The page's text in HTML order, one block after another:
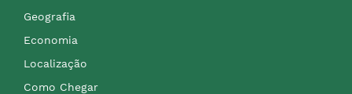
Geografia
Economia
Localização
Como Chegar